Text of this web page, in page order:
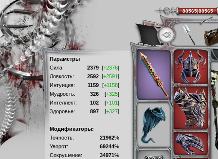
Параметры
Сила:
2379 [+2376]
Ловкость:
2592 [+2591]
Интуиция:
1159 [+1158]
Мудрость:
326 [+325]
Интеллект:
102 [+101]
Здоровье:
897 [+327]
Модификаторы:
Точность:
21962%
Уворот:
69244%
Сокрушение:
34971%
88565|88565